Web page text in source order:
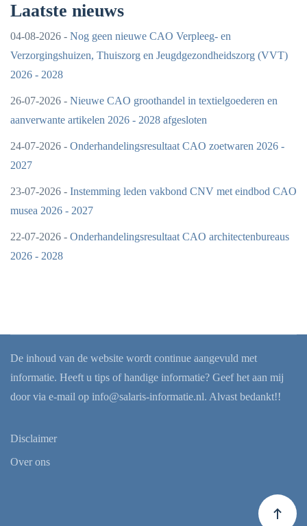
Laatste nieuws
04-08-2026 - Nog geen nieuwe CAO Verpleeg- en
Verzorgingshuizen, Thuiszorg en Jeugdgezondheidszorg (VVT)
2026 - 2028
26-07-2026 - Nieuwe CAO groothandel in textielgoederen en
aanverwante artikelen 2026 - 2028 afgesloten
24-07-2026 - Onderhandelingsresultaat CAO zoetwaren 2026 -
2027
23-07-2026 - Instemming leden vakbond CNV met eindbod CAO
musea 2026 - 2027
22-07-2026 - Onderhandelingsresultaat CAO architectenbureaus
2026 - 2028
De inhoud van de website wordt continue aangevuld met
informatie. Heeft u tips of handige informatie? Geef het aan mij
door via e-mail op info@salaris-informatie.nl. Alvast bedankt!!
Disclaimer
Over ons